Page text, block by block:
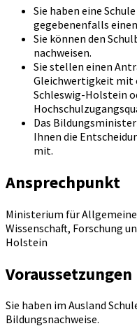
Sie haben eine
gegebenenfalls
Sie können den
nachweisen.
Sie stellen einen
Gleichwertigkeit mit
Schleswig-Holstein
Das
Ihnen die
mit.
Ansprechpunkt
Ministerium für
Wissenschaft, Forschung
Holstein
Voraussetzungen
Sie haben im Ausland
Bildungsnachweise.